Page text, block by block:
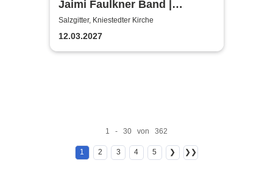
Jaimi Faulkner Band |
Kniestedter Kirche
Salzgitter, Kniestedter Kirche
12.03.2027
1 - 30 von 362
1 2 3 4 5 ❯ ❯❯